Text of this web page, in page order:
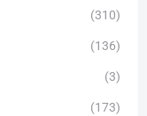
(310)
(136)
(3)
(173)